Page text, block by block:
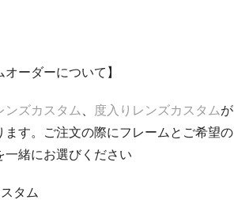
オーダーについて】
ンズカスタム、 度入りレンズカスタムが
す。ご注文の際にフレームとご希望の
一緒にお選びください
タム